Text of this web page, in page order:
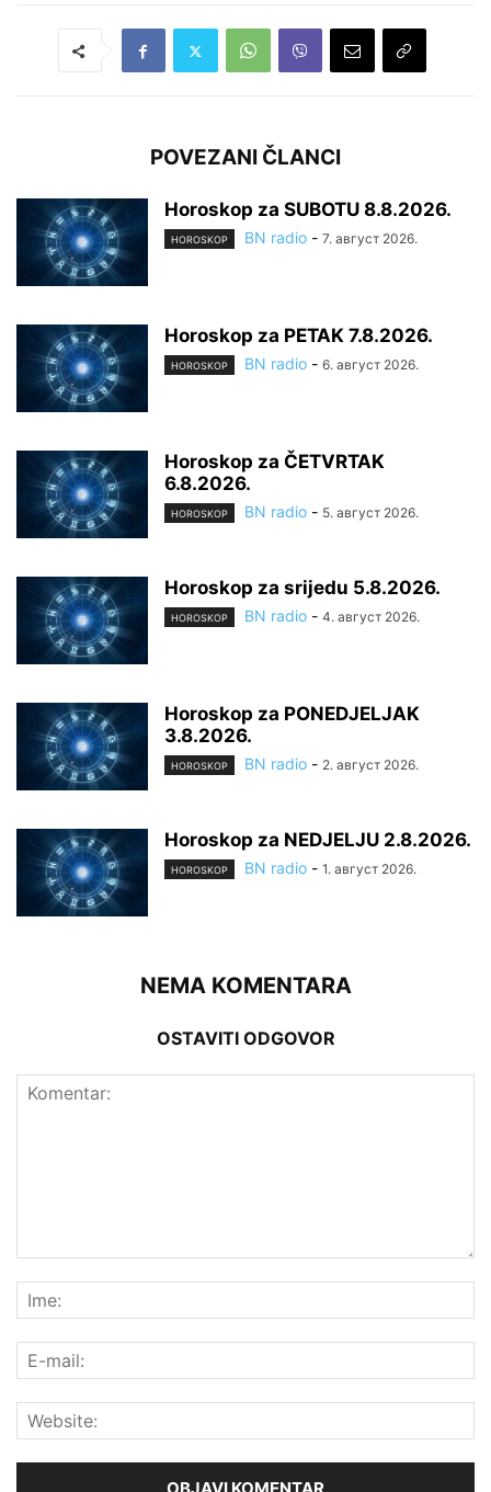
POVEZANI ČLANCI
Horoskop za SUBOTU 8.8.2026.
HOROSKOP BN radio - 7. август 2026.
Horoskop za PETAK 7.8.2026.
HOROSKOP BN radio - 6. август 2026.
Horoskop za ČETVRTAK
6.8.2026.
HOROSKOP BN radio - 5. август 2026.
Horoskop za srijedu 5.8.2026.
HOROSKOP BN radio - 4. август 2026.
Horoskop za PONEDJELJAK
3.8.2026.
HOROSKOP BN radio - 2. август 2026.
Horoskop za NEDJELJU 2.8.2026.
HOROSKOP BN radio - 1. август 2026.
NEMA KOMENTARA
OSTAVITI ODGOVOR